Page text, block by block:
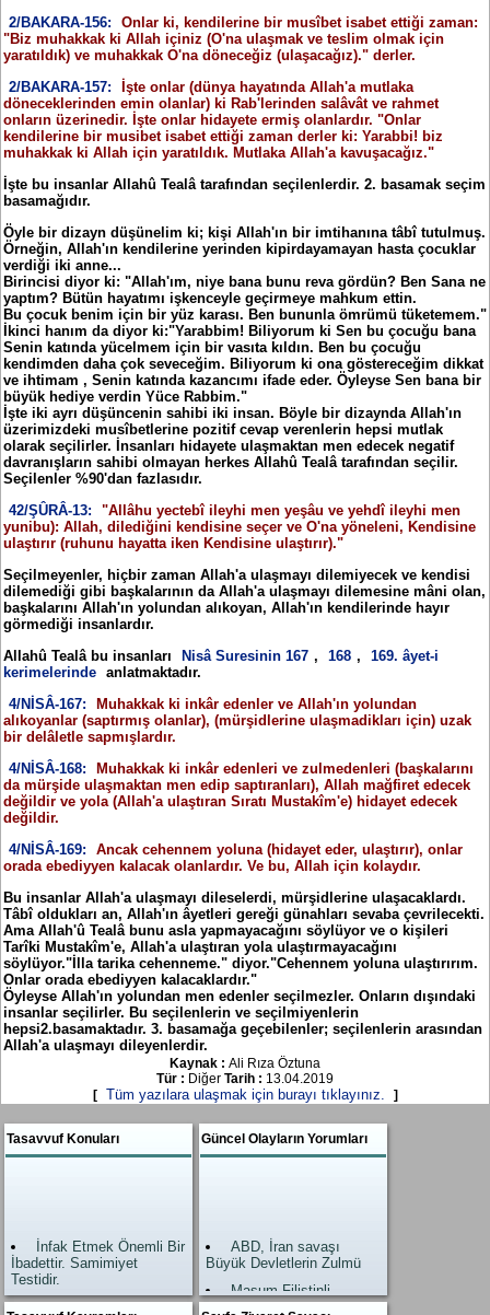
2/BAKARA-156:
Onlar ki, kendilerine bir musîbet isabet ettiği zaman:
"Biz muhakkak ki Allah içiniz (O'na ulaşmak ve teslim olmak için
yaratıldık) ve muhakkak O'na döneceğiz (ulaşacağız)." derler.
2/BAKARA-157:
İşte onlar (dünya hayatında Allah'a mutlaka
döneceklerinden emin olanlar) ki Rab'lerinden salâvât ve rahmet
onların üzerinedir. İşte onlar hidayete ermiş olanlardır. "Onlar
kendilerine bir musibet isabet ettiği zaman derler ki: Yarabbi! biz
muhakkak ki Allah için yaratıldık. Mutlaka Allah'a kavuşacağız."
İşte bu insanlar Allahû Tealâ tarafından seçilenlerdir. 2. basamak seçim
basamağıdır.
Öyle bir dizayn düşünelim ki; kişi Allah'ın bir imtihanına tâbî tutulmuş.
Örneğin, Allah'ın kendilerine yerinden kipirdayamayan hasta çocuklar
verdiği iki anne...
Birincisi diyor ki: "Allah'ım, niye bana bunu reva gördün? Ben Sana ne
yaptım? Bütün hayatımı işkenceyle geçirmeye mahkum ettin.
Bu çocuk benim için bir yüz karası. Ben bununla ömrümü tüketemem."
İkinci hanım da diyor ki:"Yarabbim! Biliyorum ki Sen bu çocuğu bana
Senin katında yücelmem için bir vasıta kıldın. Ben bu çocuğu
kendimden daha çok seveceğim. Biliyorum ki ona göstereceğim dikkat
ve ihtimam , Senin katında kazancımı ifade eder. Öyleyse Sen bana bir
büyük hediye verdin Yüce Rabbim."
İşte iki ayrı düşüncenin sahibi iki insan. Böyle bir dizaynda Allah'ın
üzerimizdeki musîbetlerine pozitif cevap verenlerin hepsi mutlak
olarak seçilirler. İnsanları hidayete ulaşmaktan men edecek negatif
davranışların sahibi olmayan herkes Allahû Tealâ tarafından seçilir.
Seçilenler %90'dan fazlasıdır.
42/ŞÛRÂ-13:
"Allâhu yectebî ileyhi men yeşâu ve yehdî ileyhi men
yunibu): Allah, dilediğini kendisine seçer ve O'na yöneleni, Kendisine
ulaştırır (ruhunu hayatta iken Kendisine ulaştırır)."
Seçilmeyenler, hiçbir zaman Allah'a ulaşmayı dilemiyecek ve kendisi
dilemediği gibi başkalarının da Allah'a ulaşmayı dilemesine mâni olan,
başkalarını Allah'ın yolundan alıkoyan, Allah'ın kendilerinde hayır
görmediği insanlardır.
Allahû Tealâ bu insanları
Nisâ Suresinin 167 , 168 ,
169. âyet-i
kerimelerinde anlatmaktadır.
4/NİSÂ-167:
Muhakkak ki inkâr edenler ve Allah'ın yolundan
alıkoyanlar (saptırmış olanlar), (mürşidlerine ulaşmadikları için) uzak
bir delâletle sapmışlardır.
4/NİSÂ-168:
Muhakkak ki inkâr edenleri ve zulmedenleri (başkalarını
da mürşide ulaşmaktan men edip saptıranları), Allah mağfiret edecek
değildir ve yola (Allah'a ulaştıran Sıratı Mustakîm'e) hidayet edecek
değildir.
4/NİSÂ-169:
Ancak cehennem yoluna (hidayet eder, ulaştırır), onlar
orada ebediyyen kalacak olanlardır. Ve bu, Allah için kolaydır.
Bu insanlar Allah'a ulaşmayı dileselerdi, mürşidlerine ulaşacaklardı.
Tâbî oldukları an, Allah'ın âyetleri gereği günahları sevaba çevrilecekti.
Ama Allah'û Tealâ bunu asla yapmayacağını söylüyor ve o kişileri
Tarîki Mustakîm'e, Allah'a ulaştıran yola ulaştırmayacağını
söylüyor."İlla tarika cehenneme." diyor."Cehennem yoluna ulaştırırım.
Onlar orada ebediyyen kalacaklardır."
Öyleyse Allah'ın yolundan men edenler seçilmezler. Onların dışındaki
insanlar seçilirler. Bu seçilenlerin ve seçilmiyenlerin
hepsi2.basamaktadır. 3. basamağa geçebilenler; seçilenlerin arasından
Allah'a ulaşmayı dileyenlerdir.
Kaynak : Ali Rıza Öztuna
Tür : Diğer Tarih : 13.04.2019
[ Tüm yazılara ulaşmak için burayı tıklayınız. ]
Tasavvuf Konuları
İnfak Etmek Önemli Bir
İbadettir. Samimiyet
Testidir.
Allah’ın Zikri, Zikrullah
Güncel Olayların Yorumları
ABD, İran savaşı
Büyük Devletlerin Zulmü
Masum Filistinli
kardeşlerimiz